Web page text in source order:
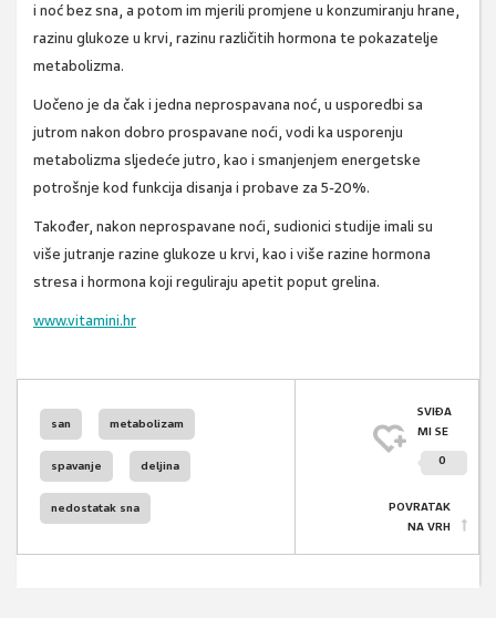
i noć bez sna, a potom im mjerili promjene u konzumiranju hrane,
razinu glukoze u krvi, razinu različitih hormona te pokazatelje
metabolizma.
Uočeno je da čak i jedna neprospavana noć, u usporedbi sa
jutrom nakon dobro prospavane noći, vodi ka usporenju
metabolizma sljedeće jutro, kao i smanjenjem energetske
potrošnje kod funkcija disanja i probave za 5-20%.
Također, nakon neprospavane noći, sudionici studije imali su
više jutranje razine glukoze u krvi, kao i više razine hormona
stresa i hormona koji reguliraju apetit poput grelina.
www.vitamini.hr
san metabolizam
spavanje deljina
nedostatak sna
SVIĐA
MI SE
0
POVRATAK
NA VRH